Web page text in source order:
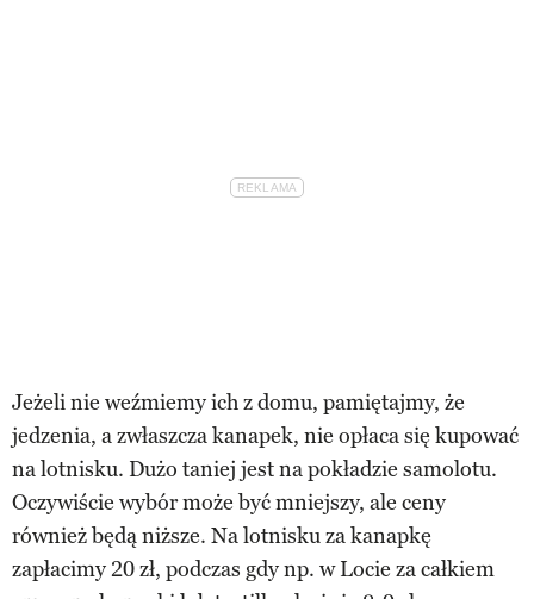
Jeżeli nie weźmiemy ich z domu, pamiętajmy, że
jedzenia, a zwłaszcza kanapek, nie opłaca się kupować
na lotnisku. Dużo taniej jest na pokładzie samolotu.
Oczywiście wybór może być mniejszy, ale ceny
również będą niższe. Na lotnisku za kanapkę
zapłacimy 20 zł, podczas gdy np. w Locie za całkiem